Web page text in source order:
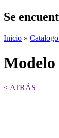
Se
Inicio »
Modelo
< ATRÁS